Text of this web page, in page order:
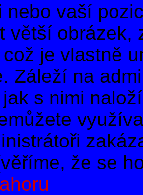
nebo vaší
větší obrázek,
je vlastně
Záleží na
s nimi
že se